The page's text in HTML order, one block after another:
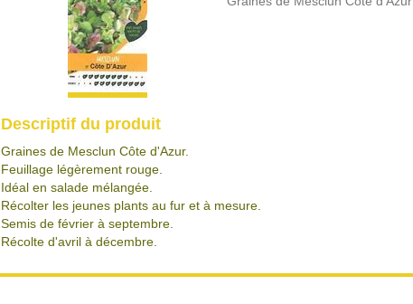
Descriptif du produit
Graines de Mesclun Côte d'Azur.
Feuillage légèrement rouge.
Idéal en salade mélangée.
Récolter les jeunes plants au fur et à mesure.
Semis de février à septembre.
Récolte d'avril à décembre.